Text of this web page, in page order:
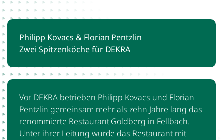
Philipp Kovacs & Florian Pentzlin
Zwei Spitzenköche für DEKRA
Vor DEKRA betrieben Philipp Kovacs und Florian
Pentzlin gemeinsam mehr als zehn Jahre lang das
renommierte Restaurant Goldberg in Fellbach.
Unter ihrer Leitung wurde das Restaurant mit